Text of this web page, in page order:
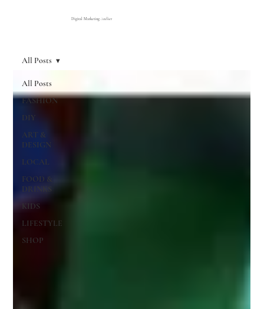
Digital Marketing Atelier
All Posts
FASHION
DIY
ART &
DESIGN
LOCAL
FOOD &
DRINKS
KIDS
LIFESTYLE
SHOP
All Posts